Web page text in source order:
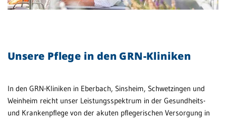
Unsere Pflege in den GRN-Kliniken
In den GRN-Kliniken in Eberbach, Sinsheim, Schwetzingen und
Weinheim reicht unser Leistungsspektrum in der Gesundheits-
und Krankenpflege von der akuten pflegerischen Versorgung in